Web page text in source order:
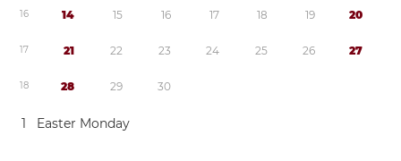
16 14 15 16 17 18 19 20
17 21 22 23 24 25 26 27
18 28 29 30
1 Easter Monday